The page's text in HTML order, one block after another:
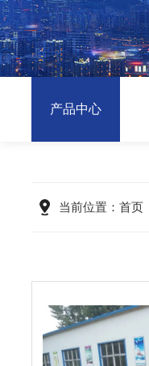
产品中心
当前位置： 首页